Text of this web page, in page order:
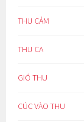
THU CẢM
THU CA
GIÓ THU
CÚC VÀO THU